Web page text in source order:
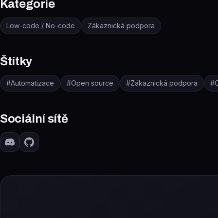
Kategorie
Low-code / No-code Zákaznická podpora
Štítky
#Automatizace #Open source #Zákaznická podpora #
Sociální sítě